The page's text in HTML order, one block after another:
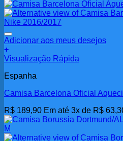
Adicionar aos meus desejos
+
Visualização Rápida
Espanha
Camisa Barcelona Oficial
R$ 189,90 Em até 3x de R$